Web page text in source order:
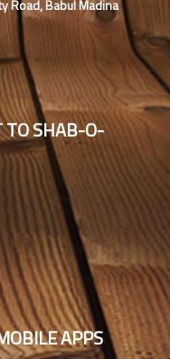
Road, Babul Madina
TO SHAB-O-
APPS